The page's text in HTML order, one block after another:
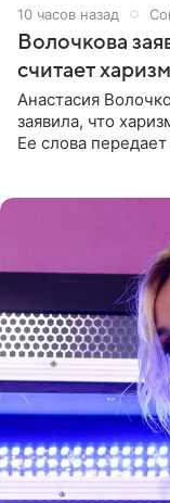
10 часов назад
Волочкова
считает
Анастасия
заявила, что
Ее слова